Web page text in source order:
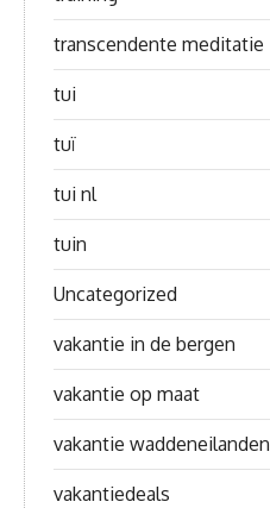
transcendente meditatie
tui
tuï
tui nl
tuin
Uncategorized
vakantie in de bergen
vakantie op maat
vakantie waddeneilanden
vakantiedeals